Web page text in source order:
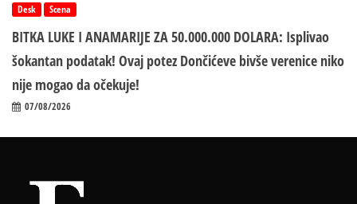
Desk Scena
BITKA LUKE I ANAMARIJE ZA 50.000.000 DOLARA: Isplivao
šokantan podatak! Ovaj potez Dončićeve bivše verenice niko
nije mogao da očekuje!
07/08/2026